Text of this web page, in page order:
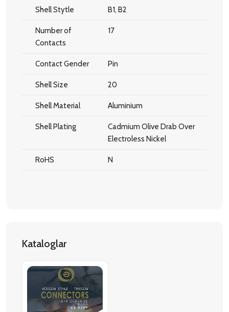
Shell Stytle B1, B2
Number of
Contacts
17
Contact Gender Pin
Shell Size 20
Shell Material Aluminium
Shell Plating
Cadmium Olive Drab Over
Electroless Nickel
RoHS N
Kataloglar